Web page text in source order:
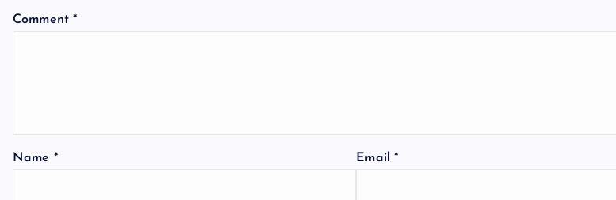
v
a
Comment*
Name * Email*